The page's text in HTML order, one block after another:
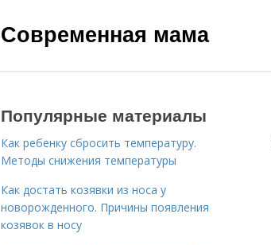
Современная мама
Популярные материалы
Как ребенку сбросить температуру.
Методы снижения температуры
Как достать козявки из носа у
новорожденного. Причины появления
козявок в носу